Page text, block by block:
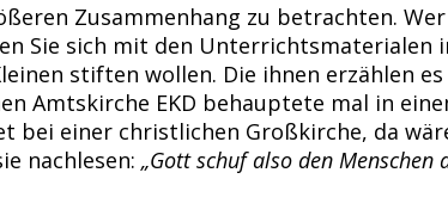
Zusammenhang zu betrachten.
Sie sich mit den Unterrichtsmaterialen
stiften wollen. Die ihnen erzählen
Amtskirche EKD behauptete mal in
bei einer christlichen Großkirche, da
nachlesen: „Gott schuf also den